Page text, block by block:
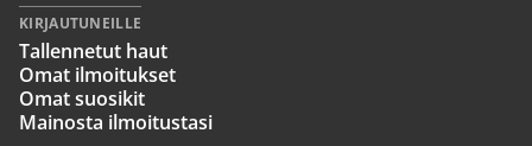
KIRJAUTUNEILLE
Tallennetut haut
Omat ilmoitukset
Omat suosikit
Mainosta ilmoitustasi